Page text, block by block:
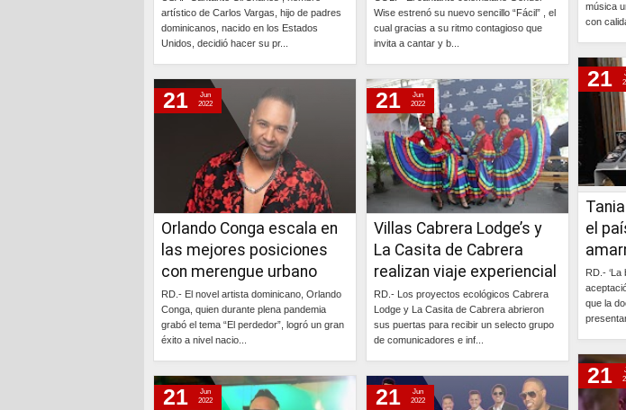
artístico de Carlos Vargas, hijo de padres
dominicanos, nacido en los Estados
Unidos, decidió hacer su pr...
Wise estrenó su nuevo sencillo “Fácil” , el
cual gracias a su ritmo contagioso que
invita a cantar y b...
música
con
el
RD.-
que la
21
Orlando Conga escala en
las mejores posiciones
con merengue urbano
RD.- El novel artista dominicano, Orlando
Conga, quien durante plena pandemia
grabó el tema “El perdedor”, logró un gran
éxito a nivel nacio...
21
Jun
2022
Villas Cabrera Lodge’s y
La Casita de Cabrera
realizan viaje experiencial
RD.- Los proyectos ecológicos Cabrera
Lodge y La Casita de Cabrera abrieron
sus puertas para recibir un selecto grupo
de comunicadores e inf...
21
Jun
2022
21
21
Jun
2022
21
Jun
2022